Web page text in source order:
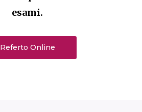
esami.
Referto Online